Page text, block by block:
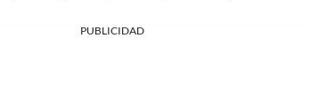
PUBLICIDAD